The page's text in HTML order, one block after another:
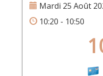
Mardi 25 Août
10:20 - 10:50